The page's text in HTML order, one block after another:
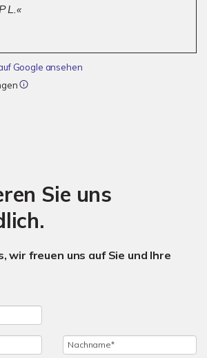
L.
Google ansehen
Sie uns
wir freuen uns auf Sie und Ihre